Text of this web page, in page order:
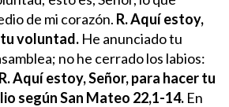
de mi corazón. R. Aquí estoy,
tu voluntad. He anunciado tu
no he cerrado los labios:
R. Aquí estoy, Señor, para hacer tu
según San Mateo 22,1-14. En